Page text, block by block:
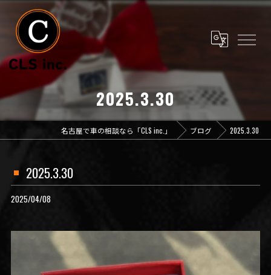
2025.3.30
名古屋で車の相談なら「CLS inc.」 ブログ 2025.3.30
2025.3.30
2025/04/08